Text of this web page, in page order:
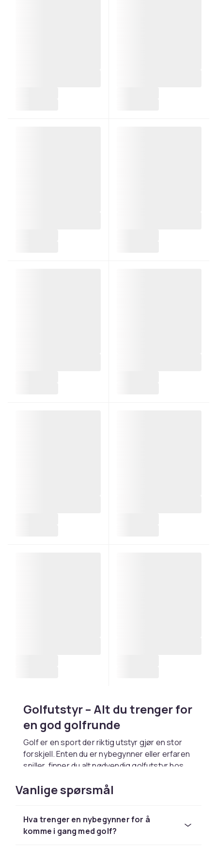
Golfutstyr – Alt du trenger for
en god golfrunde
Golf er en sport der riktig utstyr gjør en stor
forskjell. Enten du er nybegynner eller erfaren
spiller, finner du alt nødvendig golfutstyr hos
golfballer, golfbager, hansker, treningsutstyr
og mye mer til alle nivåer og budsjetter.
Godt golfutstyr hjelper deg å spille bedre og
nyte spillet mer. Med riktige klubber, baller og
tilbehør kan du utvikle deg raskere og unngå
Vanlige spørsmål
Hva trenger en nybegynner for å
komme i gang med golf?